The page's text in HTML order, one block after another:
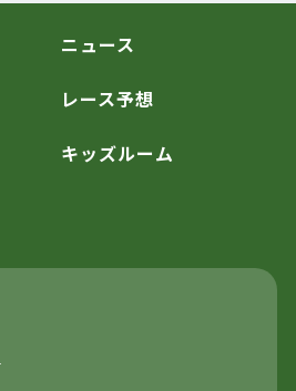
ニュース
レース予想
キッズルーム